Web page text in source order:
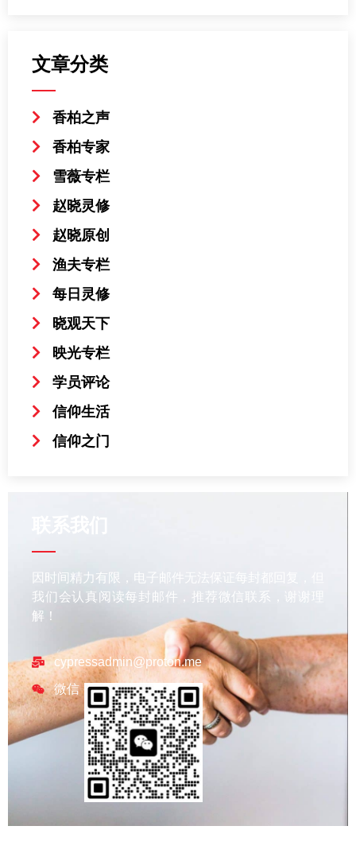
文章分类
香柏之声
香柏专家
雪薇专栏
赵晓灵修
赵晓原创
渔夫专栏
每日灵修
晓观天下
映光专栏
学员评论
信仰生活
信仰之门
因时间精力有限，电子邮件无法保证每封都回复，但
我们会认真阅读每封邮件，推荐微信联系，谢谢理
解！
cypressadmin@proton.me
微信